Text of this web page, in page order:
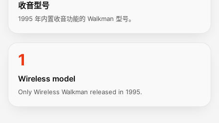
收音型号
1995 年内置收音功能的 Walkman 型号。
1
Wireless model
Only Wireless Walkman released in 1995.